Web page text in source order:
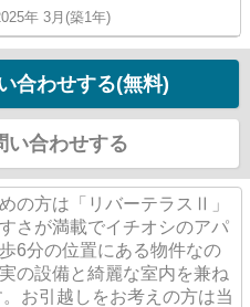
年 3月(築1年)
合わせする(無料)
い合わせする
の方は「リバーテラスⅡ」
さが満載でイチオシのアパ
6分の位置にある物件なの
の設備と綺麗な室内を兼ね
お引越しをお考えの方は当